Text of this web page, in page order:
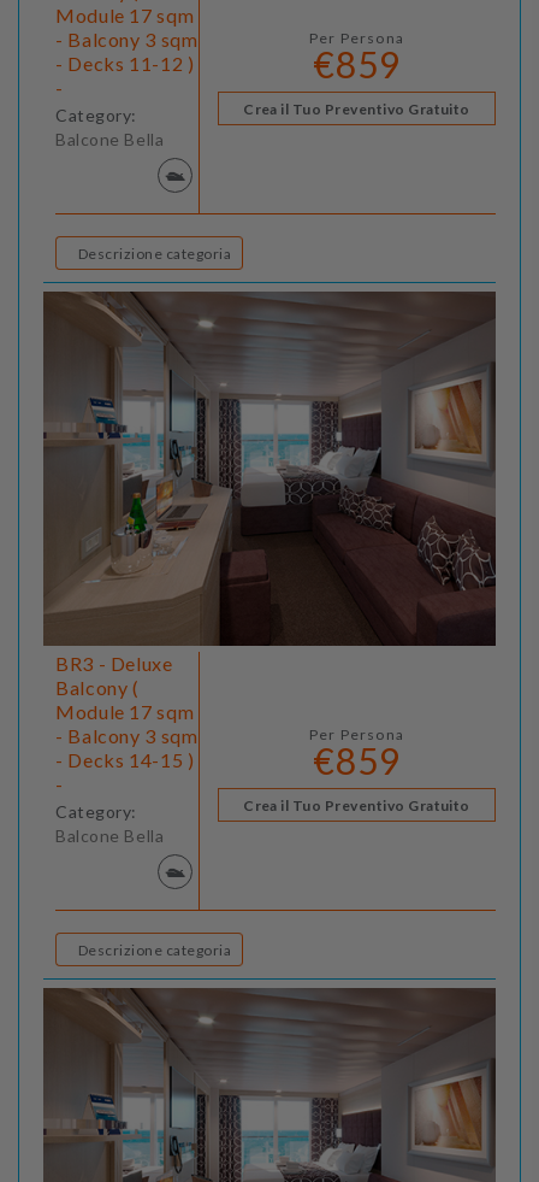
Module 17 sqm
- Balcony 3 sqm
- Decks 11-12 )
-
Category:
Balcone Bella
Per Persona
€859
Crea il Tuo Preventivo Gratuito
Descrizione categoria
BR3 - Deluxe
Balcony (
Module 17 sqm
- Balcony 3 sqm
- Decks 14-15 )
-
Category:
Balcone Bella
Per Persona
€859
Crea il Tuo Preventivo Gratuito
Descrizione categoria